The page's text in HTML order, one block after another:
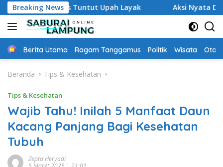
Langsung
ke
konten
Breaking News
Tuntut Upah Layak Aksi Nyata DPD MAI
Home
Berita Utama Ragam Tanggamus Politik Wisata Oto
Beranda Tips & Kesehatan
Tips & Kesehatan
Wajib Tahu! Inilah 5 Manfaat Daun
Kacang Panjang Bagi Kesehatan
Tubuh
Zepta Heryadi